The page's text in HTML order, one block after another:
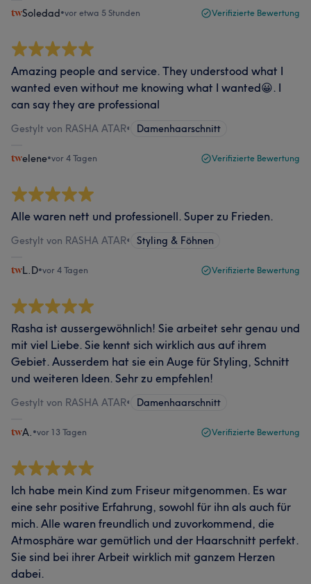
Soledad•vor etwa 5 Stunden Verifizierte Bewertung
Amazing people and service. They understood what I
wanted even without me knowing what I wanted😀. I
can say they are professional
Gestylt von RASHA ATAR• Damenhaarschnitt
elene•vor 4 Tagen Verifizierte Bewertung
Alle waren nett und professionell. Super zu Frieden.
Gestylt von RASHA ATAR• Styling & Föhnen
L.D•vor 4 Tagen Verifizierte Bewertung
Rasha ist aussergewöhnlich! Sie arbeitet sehr genau und
mit viel Liebe. Sie kennt sich wirklich aus auf ihrem
Gebiet. Ausserdem hat sie ein Auge für Styling, Schnitt
und weiteren Ideen. Sehr zu empfehlen!
Gestylt von RASHA ATAR• Damenhaarschnitt
A. •vor 13 Tagen Verifizierte Bewertung
Ich habe mein Kind zum Friseur mitgenommen. Es war
eine sehr positive Erfahrung, sowohl für ihn als auch für
mich. Alle waren freundlich und zuvorkommend, die
Atmosphäre war gemütlich und der Haarschnitt perfekt.
Sie sind bei ihrer Arbeit wirklich mit ganzem Herzen
dabei.